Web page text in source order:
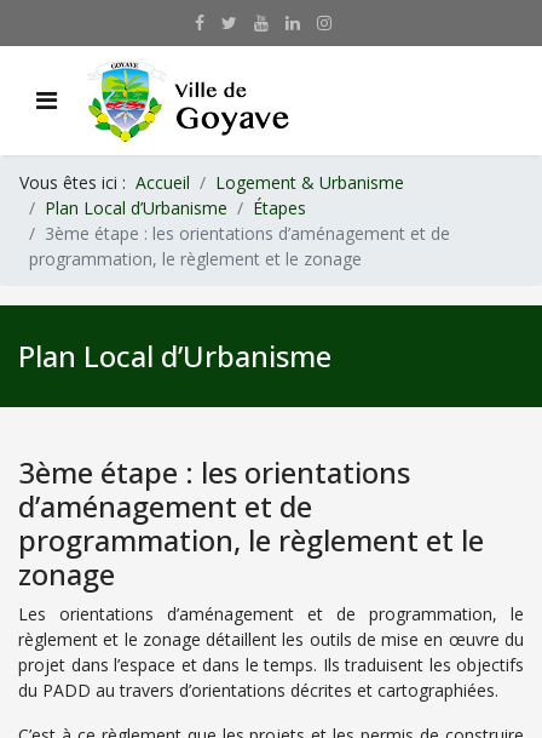
Vous êtes ici : Accueil
Logement & Urbanisme
Plan Local d’Urbanisme
Étapes
3ème étape : les orientations d’aménagement et de
programmation, le règlement et le zonage
Plan Local d’Urbanisme
3ème étape : les orientations
d’aménagement et de
programmation, le règlement et le
zonage
Les orientations d’aménagement et de programmation, le
règlement et le zonage détaillent les outils de mise en œuvre du
projet dans l’espace et dans le temps. Ils traduisent les objectifs
du PADD au travers d’orientations décrites et cartographiées.